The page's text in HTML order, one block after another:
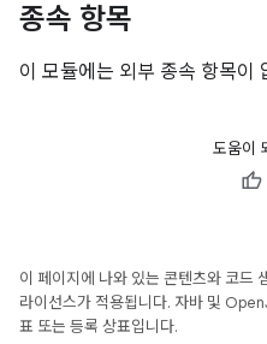
종속 항목
이 모듈에는 외부 종속 항목이
도움이
이 페이지에 나와 있는 콘텐츠와 코드
라이선스가 적용됩니다. 자바 및
표 또는 등록 상표입니다.